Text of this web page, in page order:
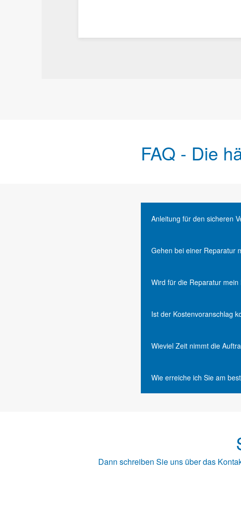
FAQ - Die
Anleitung für den sicheren
Gehen bei einer Reparatur
Wird für die Reparatur
Ist der Kostenvoranschlag
Wieviel Zeit nimmt die
Wie erreiche ich Sie am
Dann schreiben Sie uns über das